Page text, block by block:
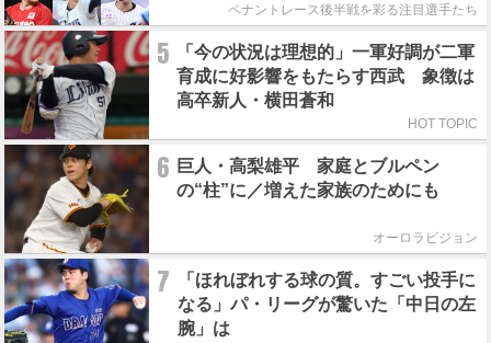
ペナントレース後半戦を彩る注目選手たち
5
「今の状況は理想的」一軍好調が二軍
育成に好影響をもたらす西武 象徴は
高卒新人・横田蒼和
HOT TOPIC
6 巨人・高梨雄平 家庭とブルペン
の“柱”に／増えた家族のためにも
オーロラビジョン
7
「ほれぼれする球の質。すごい投手に
なる」パ・リーグが驚いた「中日の左
腕」は